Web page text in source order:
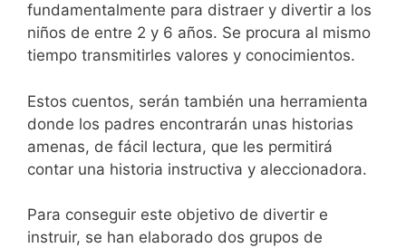
fundamentalmente para distraer y divertir a los
niños de entre 2 y 6 años. Se procura al mismo
tiempo transmitirles valores y conocimientos.
Estos cuentos, serán también una herramienta
donde los padres encontrarán unas historias
amenas, de fácil lectura, que les permitirá
contar una historia instructiva y aleccionadora.
Para conseguir este objetivo de divertir e
instruir, se han elaborado dos grupos de